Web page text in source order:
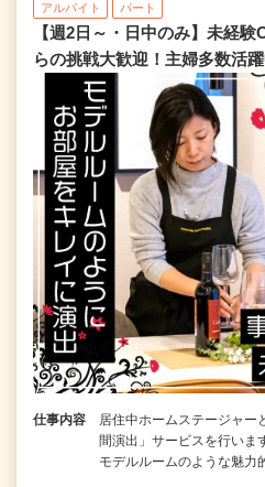
アルバイト パート
【週2日～・日中のみ】未経
らの挑戦大歓迎！主婦多数活
仕事内容
居住中ホームステージャー
間演出」サービスを行いま
モデルルームのような魅